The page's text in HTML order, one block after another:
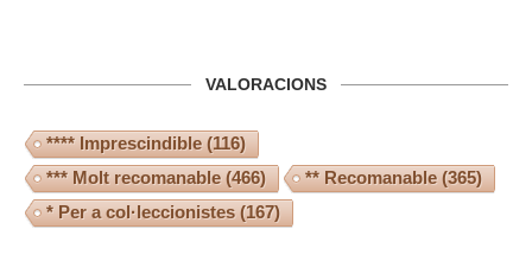
VALORACIONS
**** Imprescindible(116)
*** Molt recomanable(466) ** Recomanable(365)
* Per a col·leccionistes (167)